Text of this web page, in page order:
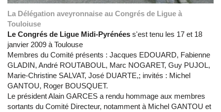
La Délégation aveyronnaise au Congrés de Ligue à
Touloiuse
Le Congrés de Ligue Midi-Pyrénées s'est tenu les 17 et 18
janvier 2009 à Toulouse
Membres du Comité présents : Jacques EDOUARD, Fabienne
GLADIN, André ROUTABOUL, Marc NOGARET, Guy PUJOL,
Marie-Christine SALVAT, José DUARTE,; invités : Michel
GANTOU, Roger BOUSQUET.
Le président Alain GARCES a rendu hommage aux membres
sortants du Comité Directeur, notamment à Michel GANTOU et